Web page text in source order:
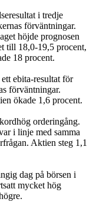
i tredje
förväntningar.
höjde prognosen
till 18,0-19,5 procent,
18 procent.
ebita-resultat för
förväntningar.
ökade 1,6 procent.
orderingång.
i linje med samma
Aktien steg 1,1
dag på börsen i
mycket hög